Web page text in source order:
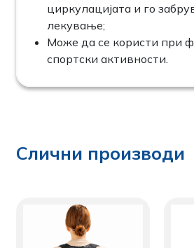
циркулацијата и го
лекување;
Може да се користи при
спортски активности.
Слични производи